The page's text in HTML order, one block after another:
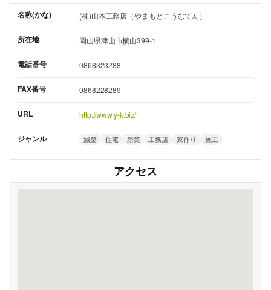
名称(かな) (株)山本工務店（やまもとこうむてん）
所在地 岡山県津山市横山399-1
電話番号 0868323288
FAX番号 0868228289
URL http://www.y-k.biz/
ジャンル 減築 住宅 新築 工務店 家作り 施工
アクセス